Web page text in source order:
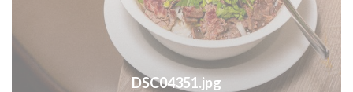
DSC04351.jpg